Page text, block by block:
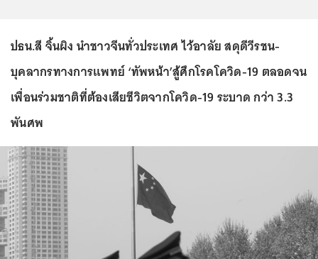
ปธน.สี จิ้นผิง นำชาวจีนทั่วประเทศ ไว้อาลัย สดุดีวีรชน-
บุคลากรทางการแพทย์ ‘ทัพหน้า’สู้ศึกโรคโควิด-19 ตลอดจน
เพื่อนร่วมชาติที่ต้องเสียชีวิตจากโควิด-19 ระบาด กว่า 3.3
พันศพ